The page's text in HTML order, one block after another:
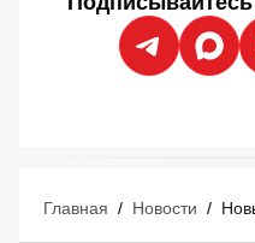
Главная / Новости /